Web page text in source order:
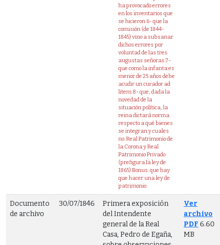
ha provocado errores
en los inventarios que
se hicieron.6- que la
comisión (de 1844-
1845) vino a subsanar
dichos errores por
voluntad de las tres
augustas señoras.7-
que como la infanta es
menor de 25 años debe
acudir un curador ad
litem.8- que, dada la
novedad de la
situación política, la
reina dictará norma
respecto a qué bienes
se integran y cuales
no: Real Patrimonio de
la Corona y Real
Patrimonio Privado
(prefigura la ley de
1865).Bonus: que hay
que hacer una ley de
patrimonio.
Documento
de archivo
30/07/1846
Primera exposición
del Intendente
general de la Real
Casa, Pedro de Egaña,
Ver
archivo
PDF 6.60
MB